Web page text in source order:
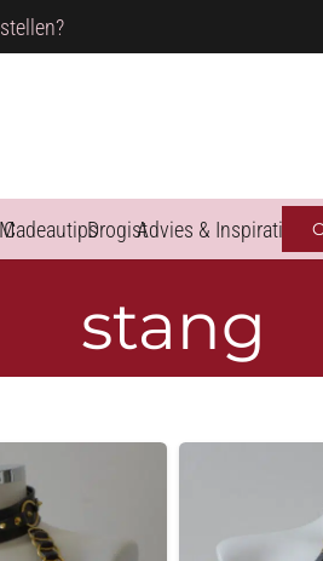
CadeautipsDrogistAdvies & Inspiratie
stang